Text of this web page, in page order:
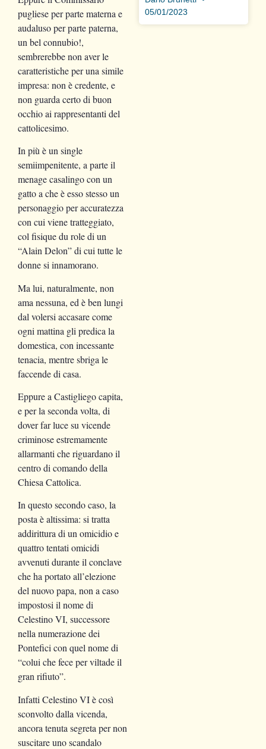
pugliese per parte materna e
audaluso per parte paterna,
un bel connubio!,
sembrerebbe non aver le
caratteristiche per una simile
impresa: non è credente, e
non guarda certo di buon
occhio ai rappresentanti del
cattolicesimo.
In più è un single
semiimpenitente, a parte il
menage casalingo con un
gatto a che è esso stesso un
personaggio per accuratezza
con cui viene tratteggiato,
col fisique du role di un
“Alain Delon” di cui tutte le
donne si innamorano.
Ma lui, naturalmente, non
ama nessuna, ed è ben lungi
dal volersi accasare come
ogni mattina gli predica la
domestica, con incessante
tenacia, mentre sbriga le
faccende di casa.
Eppure a Castigliego capita,
e per la seconda volta, di
dover far luce su vicende
criminose estremamente
allarmanti che riguardano il
centro di comando della
Chiesa Cattolica.
In questo secondo caso, la
posta è altissima: si tratta
addirittura di un omicidio e
quattro tentati omicidi
avvenuti durante il conclave
che ha portato all’elezione
del nuovo papa, non a caso
impostosi il nome di
Celestino VI, successore
nella numerazione dei
Pontefici con quel nome di
“colui che fece per viltade il
gran rifiuto”.
Infatti Celestino VI è così
sconvolto dalla vicenda,
ancora tenuta segreta per non
suscitare uno scandalo
05/01/2023